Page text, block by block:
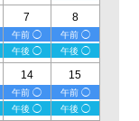
7
午前 ◯
午後 ◯
8
午前 ◯
午後 ◯
14
午前 ◯
午後 ◯
15
午前 ◯
午後 ◯